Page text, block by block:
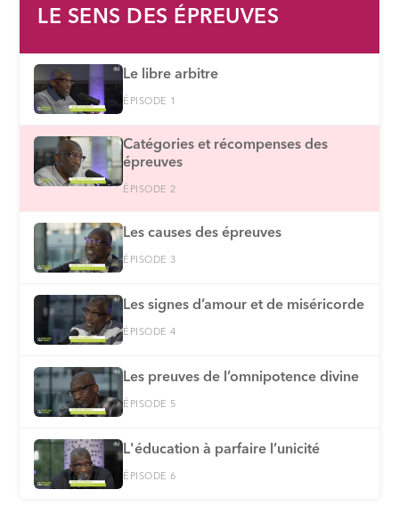
LE SENS DES ÉPREUVES
Le libre arbitre
ÉPISODE 1
Catégories et récompenses des
épreuves
ÉPISODE 2
Les causes des épreuves
ÉPISODE 3
Les signes d’amour et de miséricorde
ÉPISODE 4
Les preuves de l’omnipotence divine
ÉPISODE 5
L'éducation à parfaire l’unicité
ÉPISODE 6